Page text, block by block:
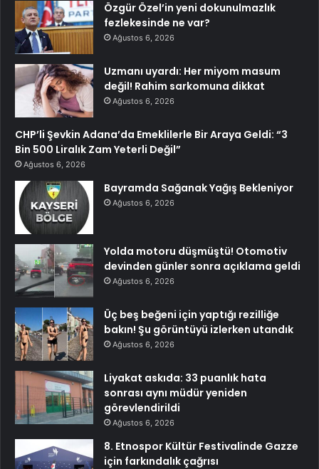
Özgür Özel’in yeni dokunulmazlık
fezlekesinde ne var?
Ağustos 6, 2026
Uzmanı uyardı: Her miyom masum
değil! Rahim sarkomuna dikkat
Ağustos 6, 2026
CHP’li Şevkin Adana’da Emeklilerle Bir Araya Geldi: “3
Bin 500 Liralık Zam Yeterli Değil”
Ağustos 6, 2026
Bayramda Sağanak Yağış Bekleniyor
Ağustos 6, 2026
Yolda motoru düşmüştü! Otomotiv
devinden günler sonra açıklama geldi
Ağustos 6, 2026
Üç beş beğeni için yaptığı rezilliğe
bakın! Şu görüntüyü izlerken utandık
Ağustos 6, 2026
Liyakat askıda: 33 puanlık hata
sonrası aynı müdür yeniden
görevlendirildi
Ağustos 6, 2026
8. Etnospor Kültür Festivalinde Gazze
için farkındalık çağrısı